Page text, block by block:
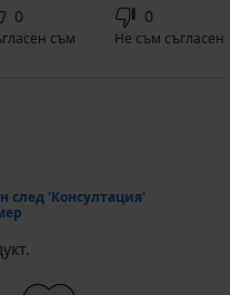
0
съм
0
Не съм съгласен
след 'Консултация'